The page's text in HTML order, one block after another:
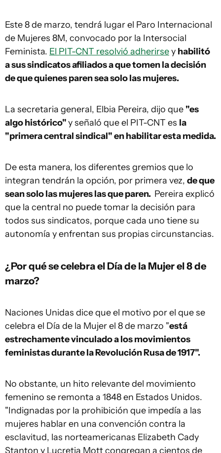
Este 8 de marzo, tendrá lugar el Paro Internacional
de Mujeres 8M, convocado por la Intersocial
Feminista. El PIT-CNT resolvió adherirsey habilitó
a sus sindicatos afiliados a que tomen la decisión
de que quienes paren sea solo las mujeres.
La secretaria general, Elbia Pereira, dijo que "es
algo histórico"y señaló que el PIT-CNT es la
"primera central sindical" en habilitar esta medida.
De esta manera, los diferentes gremios que lo
integran tendrán la opción, por primera vez, de que
sean solo las mujeres las que paren. Pereira explicó
que la central no puede tomar la decisión para
todos sus sindicatos, porque cada uno tiene su
autonomía y enfrentan sus propias circunstancias.
¿Por qué se celebra el Día de la Mujer el 8 de
marzo?
Naciones Unidas dice que el motivo por el que se
celebra el Día de la Mujer el 8 de marzo "está
estrechamente vinculado a los movimientos
feministas durante la Revolución Rusa de 1917".
No obstante, un hito relevante del movimiento
femenino se remonta a 1848 en Estados Unidos.
"Indignadas por la prohibición que impedía a las
mujeres hablar en una convención contra la
esclavitud, las norteamericanas Elizabeth Cady
Stanton y Lucretia Mott congregan a cientos de